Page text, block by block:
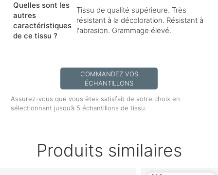
Quelles sont les
autres
caractéristiques
de ce tissu ?
Tissu de qualité supérieure. Très
résistant à la décoloration. Résistant à
l'abrasion. Grammage élevé.
COMMANDEZ VOS
ÉCHANTILLONS
Assurez-vous que vous êtes satisfait de votre choix en
sélectionnant jusqu’à 5 échantillons de tissu.
Produits similaires